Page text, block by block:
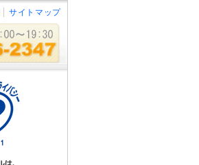
サイトマップ